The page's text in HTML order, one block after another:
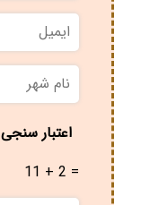
ایمیل
نام
شهر *
اعتبار سنجی
11 + 2 =